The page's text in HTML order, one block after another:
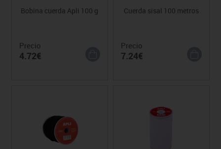
Bobina cuerda Apli 100 g
Precio
4.72€
Cuerda sisal 100 metros
Precio
7.24€